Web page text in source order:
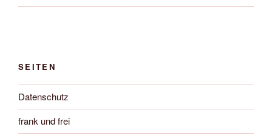
SEITEN
Datenschutz
frank und frei